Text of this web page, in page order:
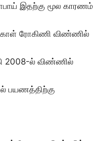
இதற்கு மூல காரணம்
ரோகிணி விண்ணில்
2008-ல் விண்ணில்
பயணத்திற்கு